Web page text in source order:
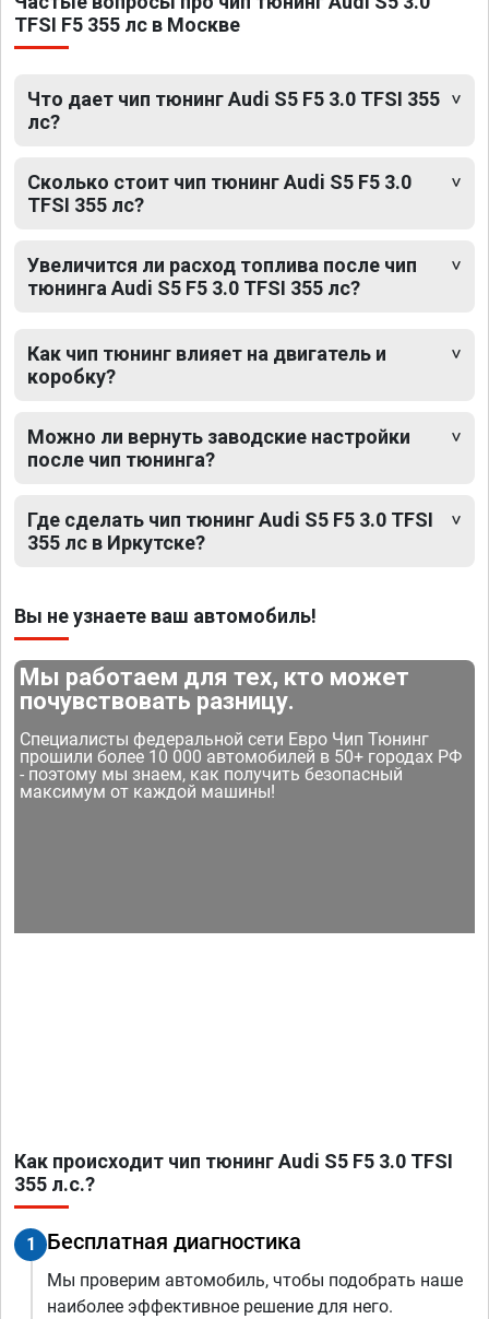
TFSI F5 355 лс в Москве
Что дает чип тюнинг Audi S5 F5 3.0 TFSI 355
лс?
Сколько стоит чип тюнинг Audi S5 F5 3.0
TFSI 355 лс?
Увеличится ли расход топлива после чип
тюнинга Audi S5 F5 3.0 TFSI 355 лс?
Как чип тюнинг влияет на двигатель и
коробку?
Можно ли вернуть заводские настройки
после чип тюнинга?
Где сделать чип тюнинг Audi S5 F5 3.0 TFSI
355 лс в Иркутске?
Вы не узнаете ваш автомобиль!
Мы работаем для тех, кто может
почувствовать разницу.
Специалисты федеральной сети Евро Чип Тюнинг
прошили более 10 000 автомобилей в 50+ городах РФ
- поэтому мы знаем, как получить безопасный
максимум от каждой машины!
Как происходит чип тюнинг Audi S5 F5 3.0 TFSI
355 л.с.?
1 Бесплатная диагностика
Мы проверим автомобиль, чтобы подобрать наше
наиболее эффективное решение для него.